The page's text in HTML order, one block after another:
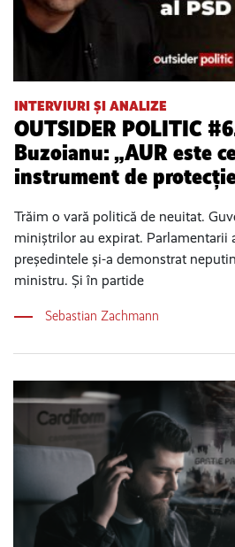
INTERVIURI ȘI ANALIZE
OUTSIDER POLITIC
Buzoianu: „AUR este
instrument de
Trăim o vară politică de neuitat.
miniștrilor au expirat. Parlamentarii
președintele și-a demonstrat
ministru. Și în partide
Sebastian Zachmann